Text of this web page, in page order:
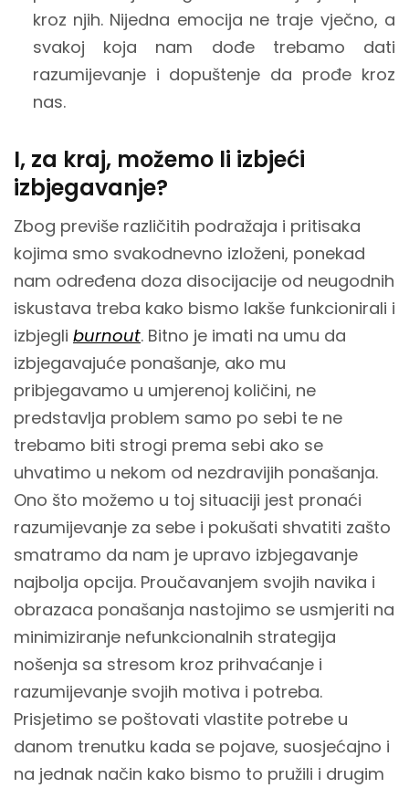
kroz njih. Nijedna emocija ne traje vječno, a
svakoj koja nam dođe trebamo dati
razumijevanje i dopuštenje da prođe kroz
nas.
I, za kraj, možemo li izbjeći
izbjegavanje?
Zbog previše različitih podražaja i pritisaka
kojima smo svakodnevno izloženi, ponekad
nam određena doza disocijacije od neugodnih
iskustava treba kako bismo lakše funkcionirali i
izbjegli burnout. Bitno je imati na umu da
izbjegavajuće ponašanje, ako mu
pribjegavamo u umjerenoj količini, ne
predstavlja problem samo po sebi te ne
trebamo biti strogi prema sebi ako se
uhvatimo u nekom od nezdravijih ponašanja.
Ono što možemo u toj situaciji jest pronaći
razumijevanje za sebe i pokušati shvatiti zašto
smatramo da nam je upravo izbjegavanje
najbolja opcija. Proučavanjem svojih navika i
obrazaca ponašanja nastojimo se usmjeriti na
minimiziranje nefunkcionalnih strategija
nošenja sa stresom kroz prihvaćanje i
razumijevanje svojih motiva i potreba.
Prisjetimo se poštovati vlastite potrebe u
danom trenutku kada se pojave, suosjećajno i
na jednak način kako bismo to pružili i drugim